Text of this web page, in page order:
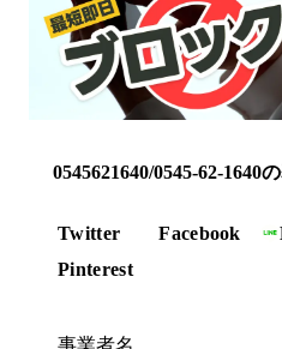
0545621640/0545-62-1640
Twitter Facebook
Pinterest